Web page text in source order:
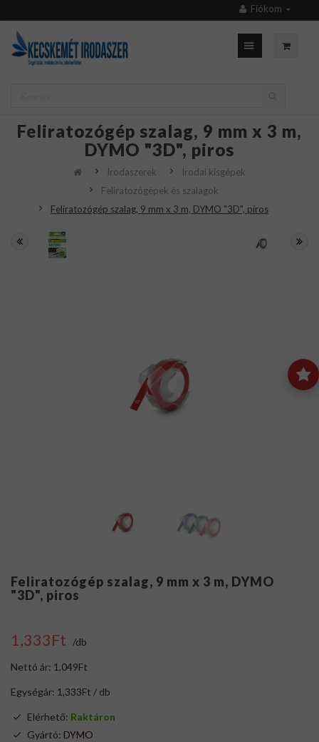
Fiókom
Feliratozógép szalag, 9 mm x 3 m,
DYMO "3D", piros
Irodaszerek
Irodai kisgépek
Feliratozógépek és szalagok
Feliratozógép szalag, 9 mm x 3 m, DYMO "3D", piros
Feliratozógép szalag, 9 mm x 3 m, DYMO
"3D", piros
1,333Ft /db
Nettó ár: 1,049Ft
Egységár: 1,333Ft / db
Elérhető: Raktáron
Gyártó: DYMO